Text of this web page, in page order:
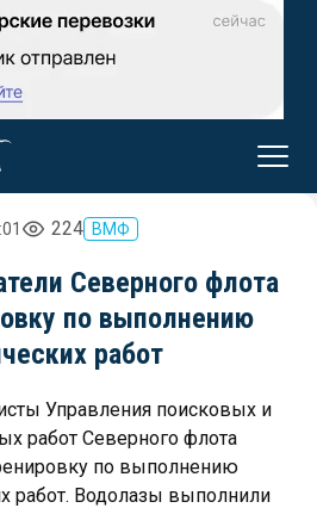
224 ВМФ
Северного флота
по выполнению
работ
Управления поисковых и
работ Северного флота
по выполнению
работ. Водолазы выполнили